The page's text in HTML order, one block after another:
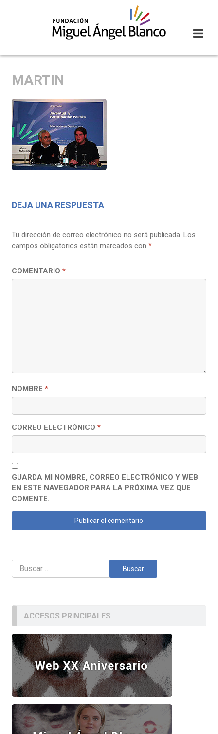
MARTIN
DEJA UNA RESPUESTA
Tu dirección de correo electrónico no será publicada. Los
campos obligatorios están marcados con *
COMENTARIO *
NOMBRE *
CORREO ELECTRÓNICO *
GUARDA MI NOMBRE, CORREO ELECTRÓNICO Y WEB
EN ESTE NAVEGADOR PARA LA PRÓXIMA VEZ QUE
COMENTE.
Buscar:
ACCESOS PRINCIPALES